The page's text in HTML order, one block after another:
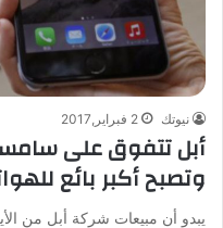
نيوتك 2 فبراير,2017
وتصبح أكبر بائع
يبدو أن مبيعات شركة أبل من